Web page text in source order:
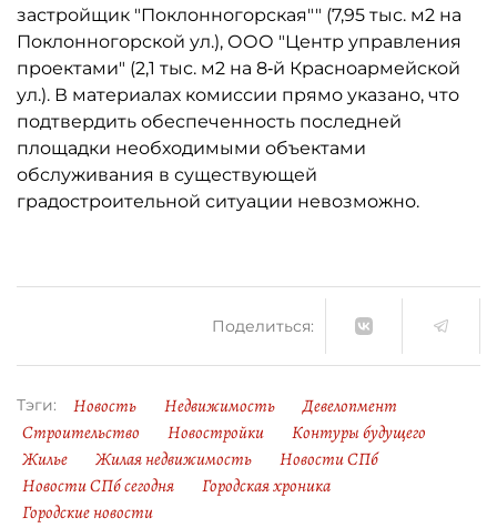
застройщик "Поклонногорская"" (7,95 тыс. м2 на
Поклонногорской ул.), ООО "Центр управления
проектами" (2,1 тыс. м2 на 8‑й Красноармейской
ул.). В материалах комиссии прямо указано, что
подтвердить обеспеченность последней
площадки необходимыми объектами
обслуживания в существующей
градостроительной ситуации невозможно.
Поделиться:
Тэги: Новость Недвижимость
Девелопмент
Строительство
Новостройки
Контуры будущего
Жилье
Жилая недвижимость
Новости СПб
Новости СПб сегодня
Городская хроника
Городские новости